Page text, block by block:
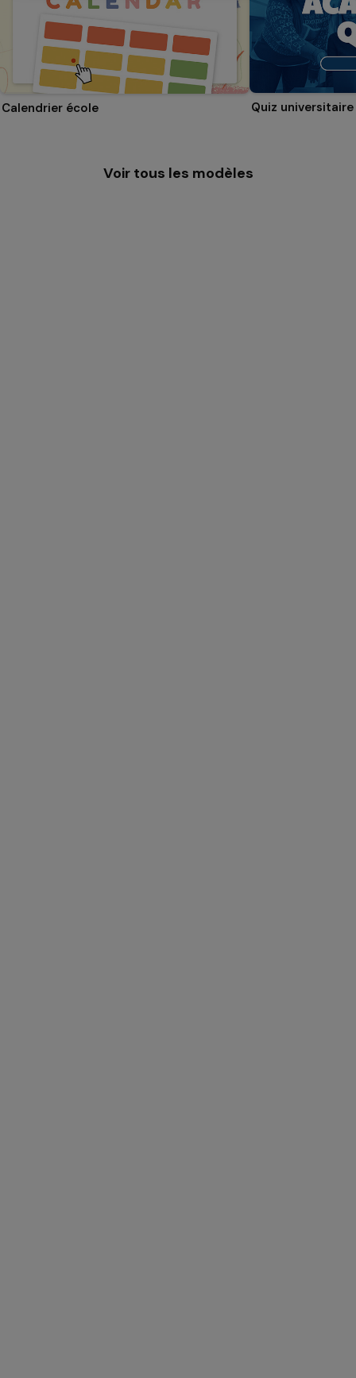
Calendrier école Quiz universitaire
Voir tous les modèles